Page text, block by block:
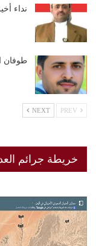
نداء
طوفان
NEXT
خريطة جرائم